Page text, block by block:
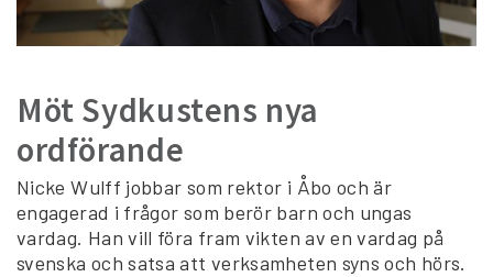
Möt Sydkustens nya
ordförande
Nicke Wulff jobbar som rektor i Åbo och är
engagerad i frågor som berör barn och ungas
vardag. Han vill föra fram vikten av en vardag på
svenska och satsa att verksamheten syns och hörs.